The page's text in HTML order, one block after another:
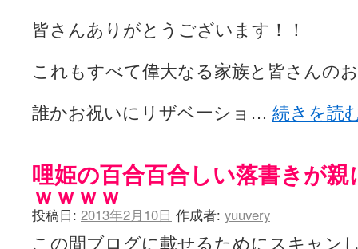
皆さんありがとうございます！！
これもすべて偉大なる家族と皆さんの
誰かお祝いにリザベーショ… 続きを読
哩姫の百合百合しい落書きが
ｗｗｗｗ
投稿日: 2013年2月10日 作成者: yuuvery
この間ブログに載せるためにスキャン